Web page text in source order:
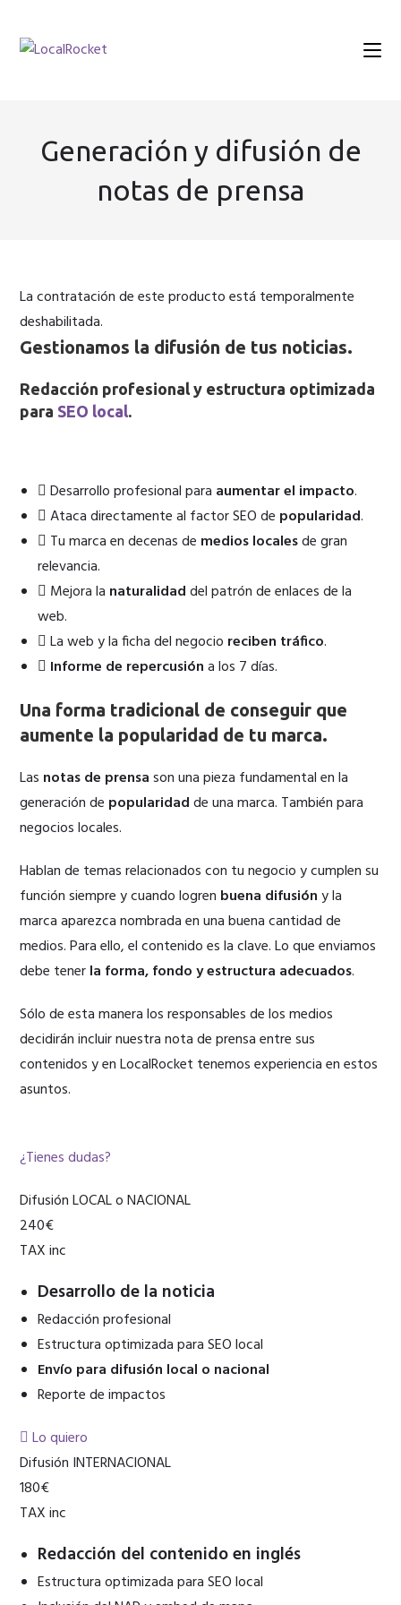
contenido
Generación y difusión de
notas de prensa
La contratación de este producto está temporalmente
deshabilitada.
Gestionamos la difusión de tus noticias.
Redacción profesional y estructura optimizada
para SEO local.
Desarrollo profesional para aumentar el impacto.
Ataca directamente al factor SEO de popularidad.
Tu marca en decenas de medios localesde gran
relevancia.
Mejora la naturalidaddel patrón de enlaces de la
web.
La web y la ficha del negocio reciben tráfico.
Informe de repercusióna los 7 días.
Una forma tradicional de conseguir que
aumente la popularidad de tu marca.
Las notas de prensason una pieza fundamental en la
generación de popularidadde una marca. También para
negocios locales.
Hablan de temas relacionados con tu negocio y cumplen su
función siempre y cuando logren buena difusióny la
marca aparezca nombrada en una buena cantidad de
medios. Para ello, el contenido es la clave. Lo que enviamos
debe tenerla forma, fondo y estructura adecuados.
Sólo de esta manera los responsables de los medios
decidirán incluir nuestra nota de prensa entre sus
contenidos y en LocalRocket tenemos experiencia en estos
asuntos.
¿Tienes dudas?
Difusión LOCAL o NACIONAL
240€
TAX inc
Desarrollo de la noticia
Redacción profesional
Estructura optimizada para SEO local
Envío para difusión local o nacional
Reporte de impactos
Lo quiero
Difusión INTERNACIONAL
180€
TAX inc
Redacción del contenido en inglés
Estructura optimizada para SEO local